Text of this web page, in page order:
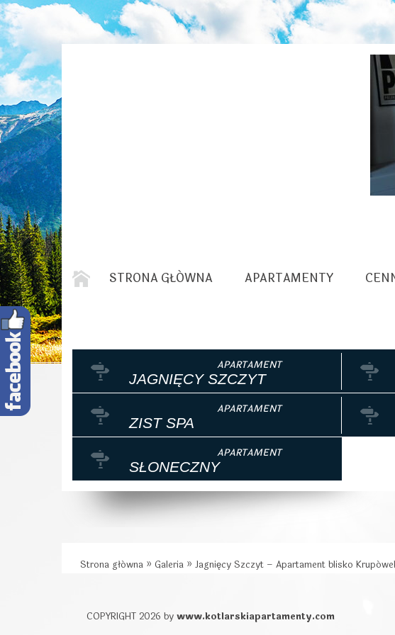
STRONA GŁÓWNA APARTAMENTY
JAGNIĘCY SZCZYT
ZIST SPA
SŁONECZNY
Strona główna » Galeria » Jagnięcy Szczyt – Apartament blisko
COPYRIGHT 2026 by www.kotlarskiapartamenty.com